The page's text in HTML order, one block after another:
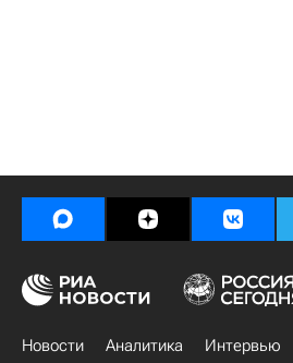
Новости Аналитика Интервью